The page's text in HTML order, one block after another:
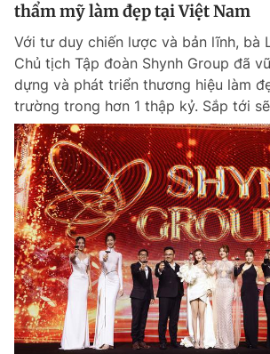
thẩm mỹ làm đẹp tại Việt Nam
Với tư duy chiến lược và bản lĩnh, bà
Chủ tịch Tập đoàn Shynh Group đã
dựng và phát triển thương hiệu làm
trường trong hơn 1 thập kỷ. Sắp tới